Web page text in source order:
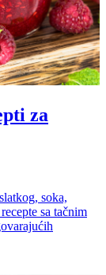
za
soka,
sa tačnim